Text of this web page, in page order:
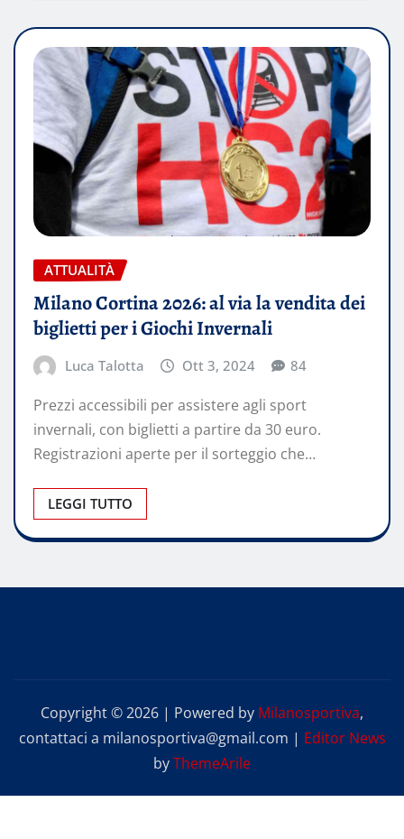
ATTUALITÀ
Milano Cortina 2026: al via la vendita dei
biglietti per i Giochi Invernali
Luca Talotta Ott 3, 2024 84
Prezzi accessibili per assistere agli sport
invernali, con biglietti a partire da 30 euro.
Registrazioni aperte per il sorteggio che…
LEGGI TUTTO
Copyright © 2026 | Powered by Milanosportiva,
contattaci a milanosportiva@gmail.com | Editor News
byThemeArile